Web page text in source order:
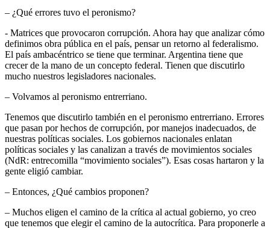
– ¿Qué errores tuvo el peronismo?
­- Matrices que provocaron corrupción. Ahora hay que analizar cómo
definimos obra pública en el país, pensar un retorno al federalismo.
El país ambacéntrico se tiene que terminar. Argentina tiene que
crecer de la mano de un concepto federal. Tienen que discutirlo
mucho nuestros legisladores nacionales.
– Volvamos al peronismo entrerriano.
Tenemos que discutirlo también en el peronismo entrerriano. Errores
que pasan por hechos de corrupción, por manejos inadecuados, de
nuestras políticas sociales. Los gobiernos nacionales enlatan
políticas sociales y las canalizan a través de movimientos sociales
(NdR: entrecomilla “movimiento sociales”). Esas cosas hartaron y la
gente eligió cambiar.
– Entonces, ¿Qué cambios proponen?
– Muchos eligen el camino de la crítica al actual gobierno, yo creo
que tenemos que elegir el camino de la autocrítica. Para proponerle a